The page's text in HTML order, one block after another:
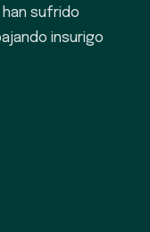
han sufrido
insurigo